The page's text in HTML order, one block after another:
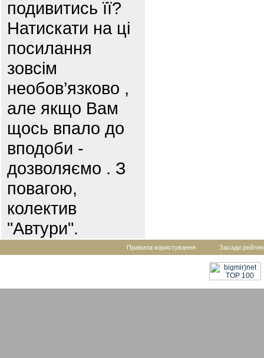
подивитись її?
Натискати на ці
посилання
зовсім
необов’язково ,
але якщо Вам
щось впало до
вподоби -
дозволяємо . З
повагою,
колектив
"Автури".
Правила користування Засади